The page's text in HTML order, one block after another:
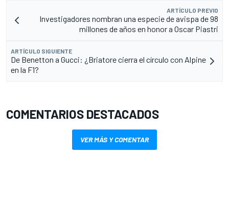
ARTÍCULO PREVIO
Investigadores nombran una especie de avispa de 98
millones de años en honor a Oscar Piastri
ARTÍCULO SIGUIENTE
De Benetton a Gucci: ¿Briatore cierra el círculo con Alpine
en la F1?
COMENTARIOS DESTACADOS
VER MÁS Y COMENTAR